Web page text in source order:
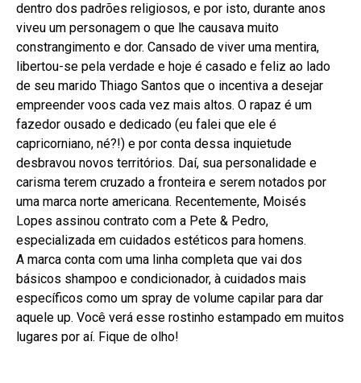
dentro dos padrões religiosos, e por isto, durante anos
viveu um personagem o que lhe causava muito
constrangimento e dor. Cansado de viver uma mentira,
libertou-se pela verdade e hoje é casado e feliz ao lado
de seu marido Thiago Santos que o incentiva a desejar
empreender voos cada vez mais altos. O rapaz é um
fazedor ousado e dedicado (eu falei que ele é
capricorniano, né?!) e por conta dessa inquietude
desbravou novos territórios. Daí, sua personalidade e
carisma terem cruzado a fronteira e serem notados por
uma marca norte americana. Recentemente, Moisés
Lopes assinou contrato com a Pete & Pedro,
especializada em cuidados estéticos para homens.
A marca conta com uma linha completa que vai dos
básicos shampoo e condicionador, à cuidados mais
específicos como um spray de volume capilar para dar
aquele up. Você verá esse rostinho estampado em muitos
lugares por aí. Fique de olho!